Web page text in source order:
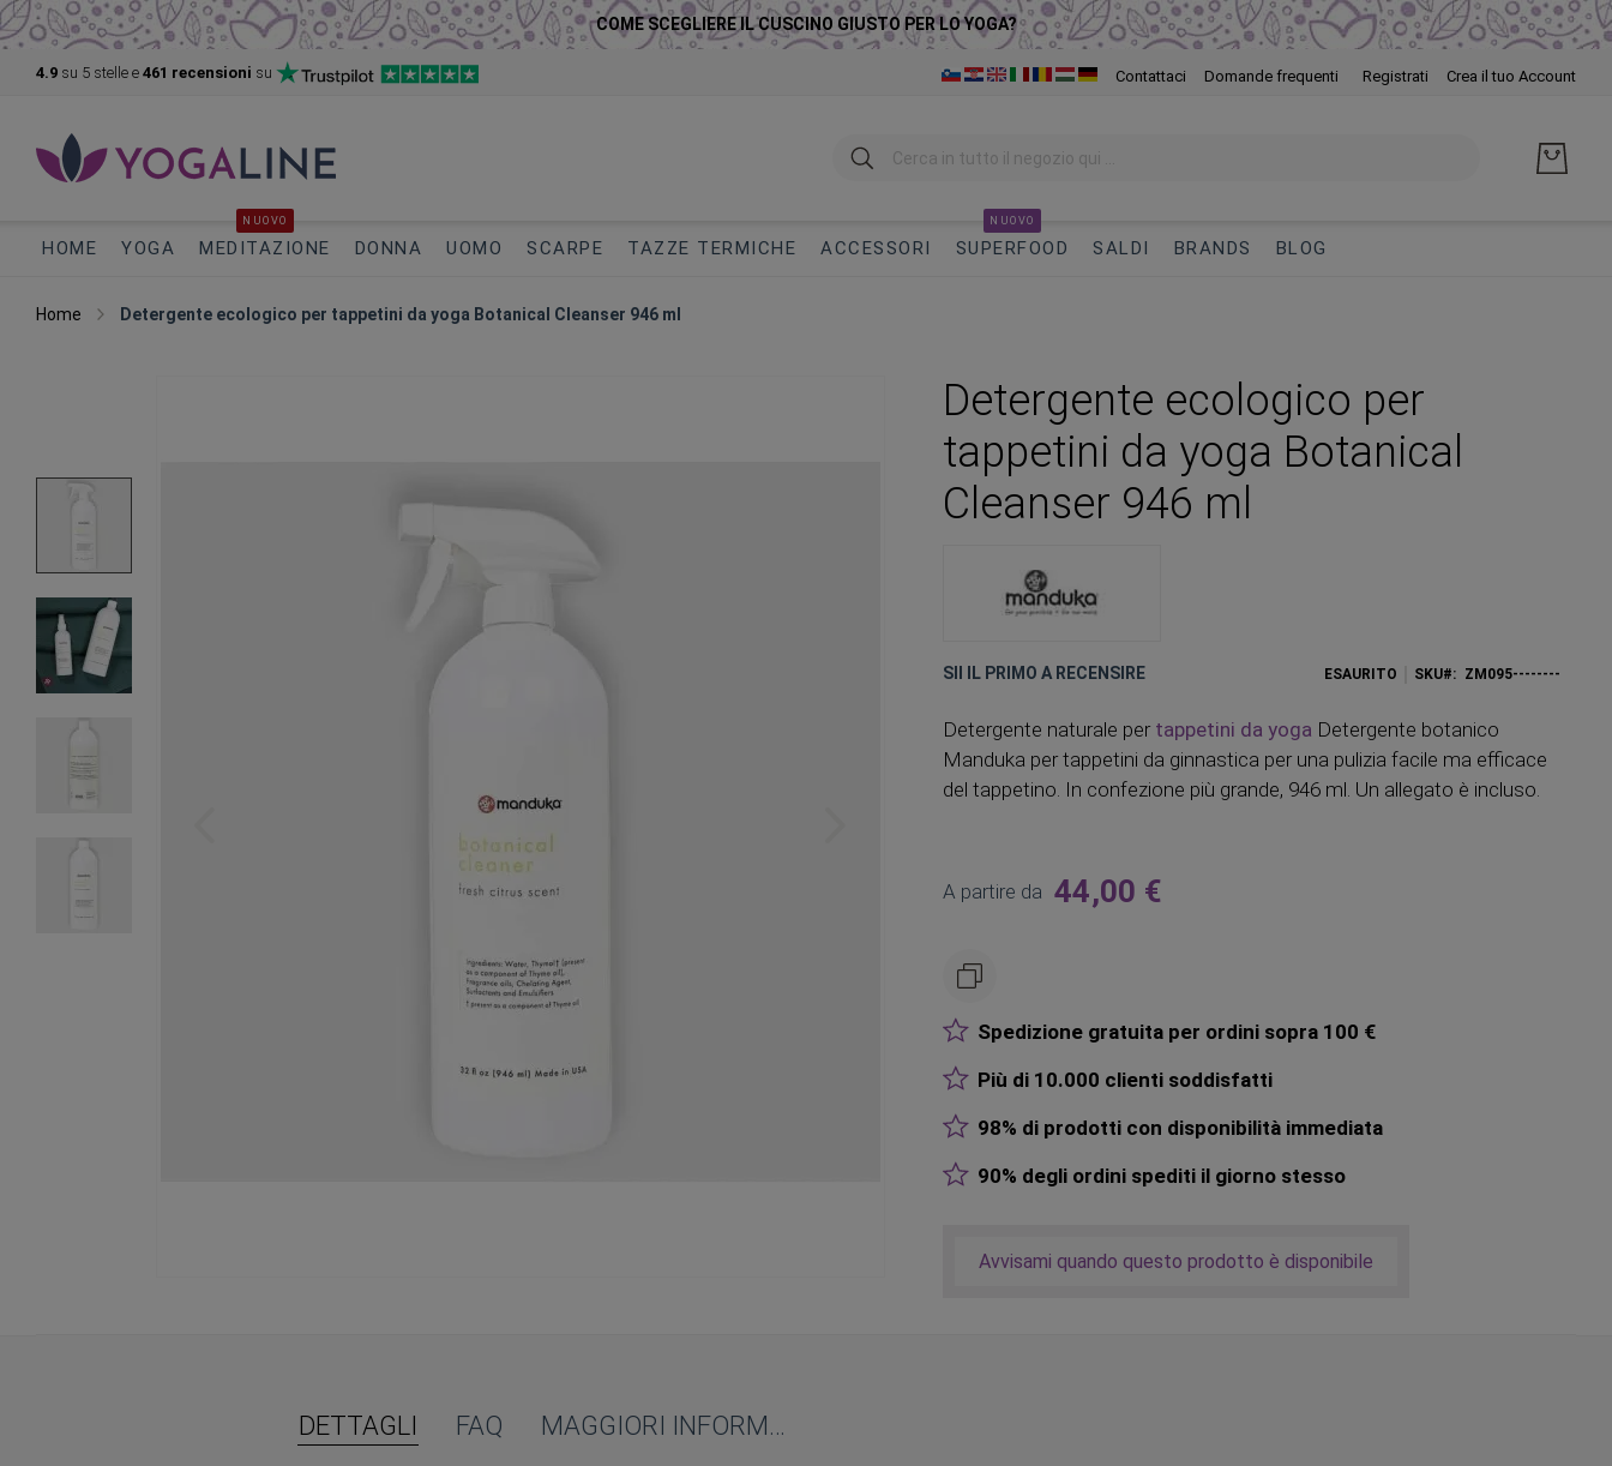
COME SCEGLIERE IL CUSCINO GIUSTO PER LO YOGA?
4.9 su 5 stelle e 461 recensioni su
al
Contattaci Domande frequenti Registrati Crea il tuo Account
Ricerca
HOME YOGA MEDITAZIONE
NUOVO
DONNA UOMO SCARPE TAZZE TERMICHE ACCESSORI SUPERFOOD
NUOVO
SALDI BRANDS BLOG
Home Detergente ecologico per tappetini da yoga Botanical Cleanser 946 ml
galleria
Detergente ecologico per
tappetini da yoga Botanical
Cleanser 946 ml
SII IL PRIMO A RECENSIRE ESAURITO SKU ZM095--------
Detergente naturale per tappetini da yoga Detergente botanico
Manduka per tappetini da ginnastica per una pulizia facile ma efficace
del tappetino. In confezione più grande, 946 ml. Un allegato è incluso.
A partire da 44,00 €
Spedizione gratuita per ordini sopra 100 €
Più di 10.000 clienti soddisfatti
98% di prodotti con disponibilità immediata
90% degli ordini spediti il giorno stesso
Avvisami quando questo prodotto è disponibile
DETTAGLI FAQ MAGGIORI INFORMAZIONI